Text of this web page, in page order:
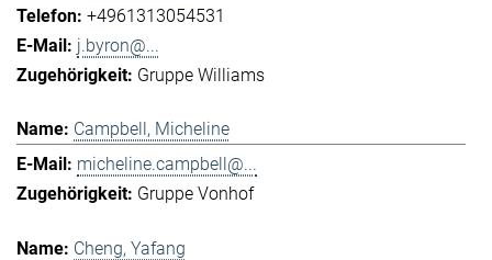
+4961313054531
j.byron@...
Gruppe Williams
Campbell, Micheline
micheline.campbell@...
Gruppe Vonhof
Cheng, Yafang